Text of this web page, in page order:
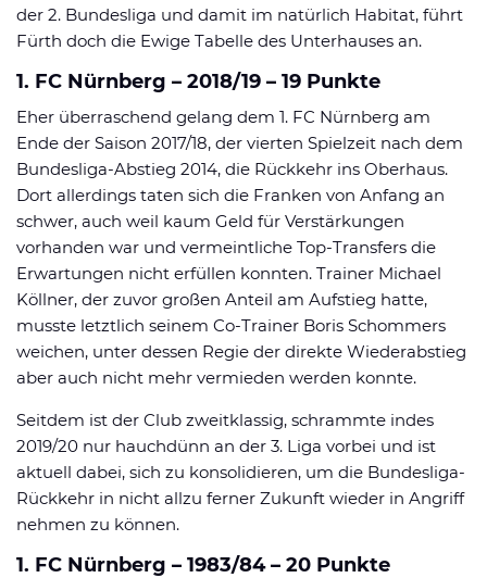
der 2. Bundesliga und damit im natürlich Habitat, führt
Fürth doch die Ewige Tabelle des Unterhauses an.
1. FC Nürnberg – 2018/19 – 19 Punkte
Eher überraschend gelang dem 1. FC Nürnberg am
Ende der Saison 2017/18, der vierten Spielzeit nach dem
Bundesliga-Abstieg 2014, die Rückkehr ins Oberhaus.
Dort allerdings taten sich die Franken von Anfang an
schwer, auch weil kaum Geld für Verstärkungen
vorhanden war und vermeintliche Top-Transfers die
Erwartungen nicht erfüllen konnten. Trainer Michael
Köllner, der zuvor großen Anteil am Aufstieg hatte,
musste letztlich seinem Co-Trainer Boris Schommers
weichen, unter dessen Regie der direkte Wiederabstieg
aber auch nicht mehr vermieden werden konnte.
Seitdem ist der Club zweitklassig, schrammte indes
2019/20 nur hauchdünn an der 3. Liga vorbei und ist
aktuell dabei, sich zu konsolidieren, um die Bundesliga-
Rückkehr in nicht allzu ferner Zukunft wieder in Angriff
nehmen zu können.
1. FC Nürnberg – 1983/84 – 20 Punkte